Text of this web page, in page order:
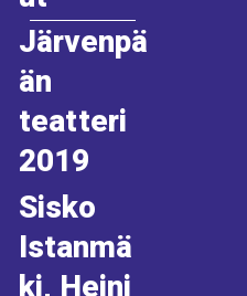
Järvenpä
än
teatteri
2019
Sisko
Istanmä